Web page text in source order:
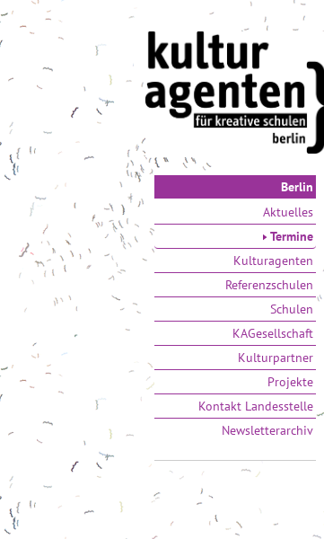
Berlin
Aktuelles
Termine
Kulturagenten
Referenzschulen
Schulen
KAGesellschaft
Kulturpartner
Projekte
Kontakt Landesstelle
Newsletterarchiv